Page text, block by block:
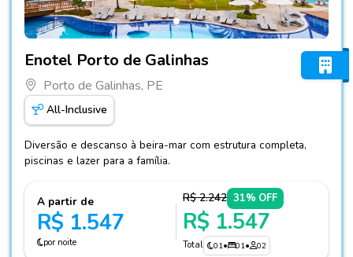
Enotel Porto de Galinhas
Porto de Galinhas, PE
All-Inclusive
Diversão e descanso à beira-mar com estrutura completa,
piscinas e lazer para a família.
A partir de
R$ 1.547
por noite
R$ 2.242 31% OFF
R$ 1.547
Total 01• 01• 02